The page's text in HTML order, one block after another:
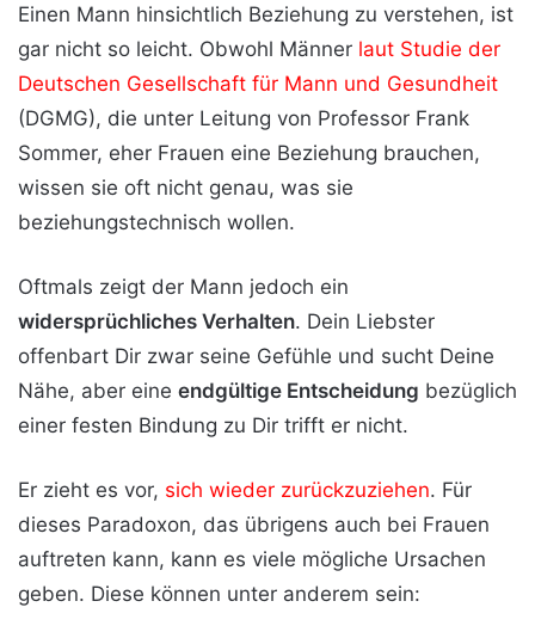
Einen Mann hinsichtlich Beziehung zu verstehen, ist
gar nicht so leicht. Obwohl Männer laut Studie der
Deutschen Gesellschaft für Mann und Gesundheit
(DGMG), die unter Leitung von Professor Frank
Sommer, eher Frauen eine Beziehung brauchen,
wissen sie oft nicht genau, was sie
beziehungstechnisch wollen.
Oftmals zeigt der Mann jedoch ein
widersprüchliches Verhalten. Dein Liebster
offenbart Dir zwar seine Gefühle und sucht Deine
Nähe, aber eine endgültige Entscheidung bezüglich
einer festen Bindung zu Dir trifft er nicht.
Er zieht es vor, sich wieder zurückzuziehen. Für
dieses Paradoxon, das übrigens auch bei Frauen
auftreten kann, kann es viele mögliche Ursachen
geben. Diese können unter anderem sein: